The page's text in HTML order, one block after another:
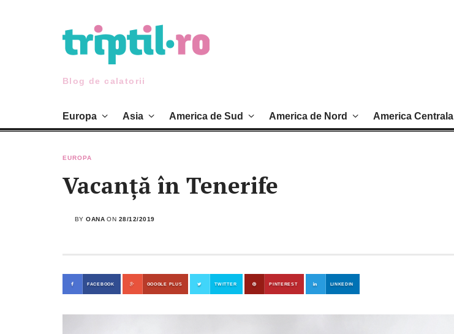
Blog de calatorii
Europa Asia America de Sud America de Nord America Centrala
EUROPA
Vacanță în Tenerife
BYOANA ON 28/12/2019
FACEBOOK GOOGLE PLUS TWITTER PINTEREST LINKEDIN